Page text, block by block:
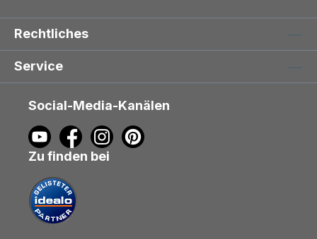
Rechtliches
Service
Social-Media-Kanälen
Zu finden bei